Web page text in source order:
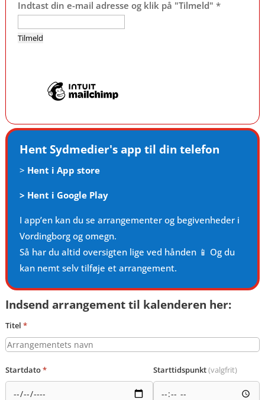
Indtast din e-mail adresse og klik på "Tilmeld" *
Hent Sydmedier's app til din telefon
> Hent i App store
> Hent i Google Play
I app’en kan du se arrangementer og begivenheder i
Vordingborg og omegn.
Så har du altid oversigten lige ved hånden 📱 Og du
kan nemt selv tilføje et arrangement.
Indsend arrangement til kalenderen her:
Titel *
Startdato* Starttidspunkt(valgfrit)